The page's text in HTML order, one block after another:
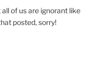
of us are ignorant like
posted, sorry!